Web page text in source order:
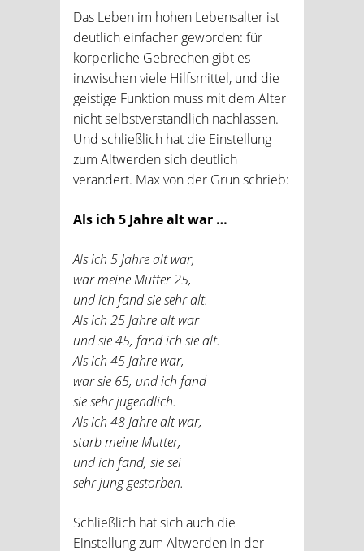
Das Leben im hohen Lebensalter ist
deutlich einfacher geworden: für
körperliche Gebrechen gibt es
inzwischen viele Hilfsmittel, und die
geistige Funktion muss mit dem Alter
nicht selbstverständlich nachlassen.
Und schließlich hat die Einstellung
zum Altwerden sich deutlich
verändert. Max von der Grün schrieb:
Als ich 5 Jahre alt war …
Als ich 5 Jahre alt war,
war meine Mutter 25,
und ich fand sie sehr alt.
Als ich 25 Jahre alt war
und sie 45, fand ich sie alt.
Als ich 45 Jahre war,
war sie 65, und ich fand
sie sehr jugendlich.
Als ich 48 Jahre alt war,
starb meine Mutter,
und ich fand, sie sei
sehr jung gestorben.
Schließlich hat sich auch die
Einstellung zum Altwerden in der